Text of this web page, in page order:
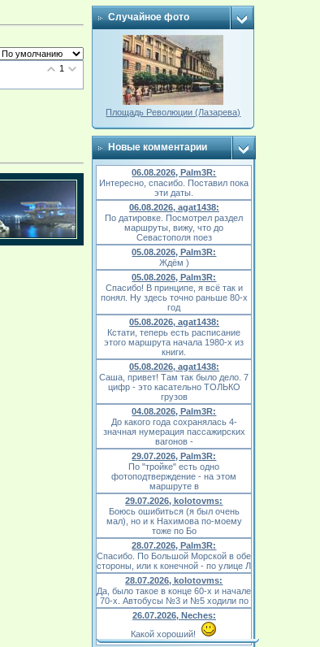
1
Случайное фото
Площадь Революции (Лазарева)
Новые комментарии
06.08.2026, Palm3R:
Интересно, спасибо. Поставил пока
эти даты.
06.08.2026, agat1438:
По датировке. Посмотрел раздел
маршруты, вижу, что до
Севастополя поез
05.08.2026, Palm3R:
Ждём )
05.08.2026, Palm3R:
Спасибо! В принципе, я всё так и
понял. Ну здесь точно раньше 80-х
год
05.08.2026, agat1438:
Кстати, теперь есть расписание
этого маршрута начала 1980-х из
книги.
05.08.2026, agat1438:
Саша, привет! Там так было дело. 7
цифр - это касательно ТОЛЬКО
грузов
04.08.2026, Palm3R:
До какого года сохранялась 4-
значная нумерация пассажирских
вагонов -
29.07.2026, Palm3R:
По "тройке" есть одно
фотоподтверждение - на этом
маршруте в
29.07.2026, kolotovms:
Боюсь ошибиться (я был очень
мал), но и к Нахимова по-моему
тоже по Бо
28.07.2026, Palm3R:
Спасибо. По Большой Морской в обе
стороны, или к конечной - по улице Л
28.07.2026, kolotovms:
Да, было такое в конце 60-х и начале
70-х. Автобусы №3 и №5 ходили по
26.07.2026, Neches:
Какой хороший!